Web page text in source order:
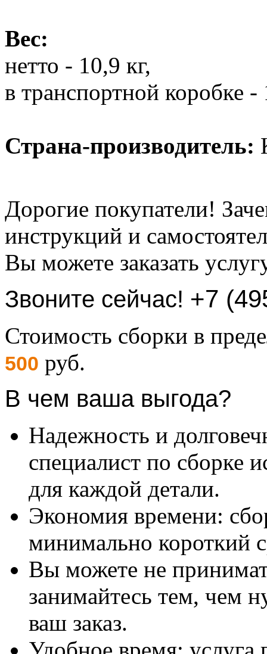
Вес:
нетто - 10,9 кг,
в транспортной коробке -
Страна-производитель:
Дорогие покупатели!
инструкций и
Вы можете заказать
Звоните сейчас! +7
Стоимость сборки в
500 руб.
В чем ваша выгода?
Надежность и
специалист по сборке
для каждой детали.
Экономия времени:
минимально короткий
Вы можете не
занимайтесь тем, чем
ваш заказ.